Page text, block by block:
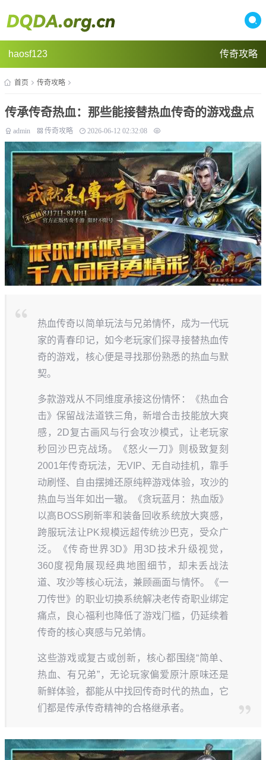
haosf123 传奇攻略
首页 传奇攻略
传承传奇热血：那些能接替热血传奇的游戏盘点
admin 传奇攻略 2026-06-12 02:32:08
热血传奇以简单玩法与兄弟情怀，成为一代玩
家的青春印记，如今老玩家们探寻接替热血传
奇的游戏，核心便是寻找那份熟悉的热血与默
契。
多款游戏从不同维度承接这份情怀：《热血合
击》保留战法道铁三角，新增合击技能放大爽
感，2D复古画风与行会攻沙模式，让老玩家
秒回沙巴克战场。《怒火一刀》则极致复刻
2001年传奇玩法，无VIP、无自动挂机，靠手
动刷怪、自由摆摊还原纯粹游戏体验，攻沙的
热血与当年如出一辙。《贪玩蓝月：热血版》
以高BOSS刷新率和装备回收系统放大爽感，
跨服玩法让PK规模远超传统沙巴克，受众广
泛。《传奇世界3D》用3D技术升级视觉，
360度视角展现经典地图细节，却未丢战法
道、攻沙等核心玩法，兼顾画面与情怀。《一
刀传世》的职业切换系统解决老传奇职业绑定
痛点，良心福利也降低了游戏门槛，仍延续着
传奇的核心爽感与兄弟情。
这些游戏或复古或创新，核心都围绕“简单、
热血、有兄弟”，无论玩家偏爱原汁原味还是
新鲜体验，都能从中找回传奇时代的热血，它
们都是传承传奇精神的合格继承者。